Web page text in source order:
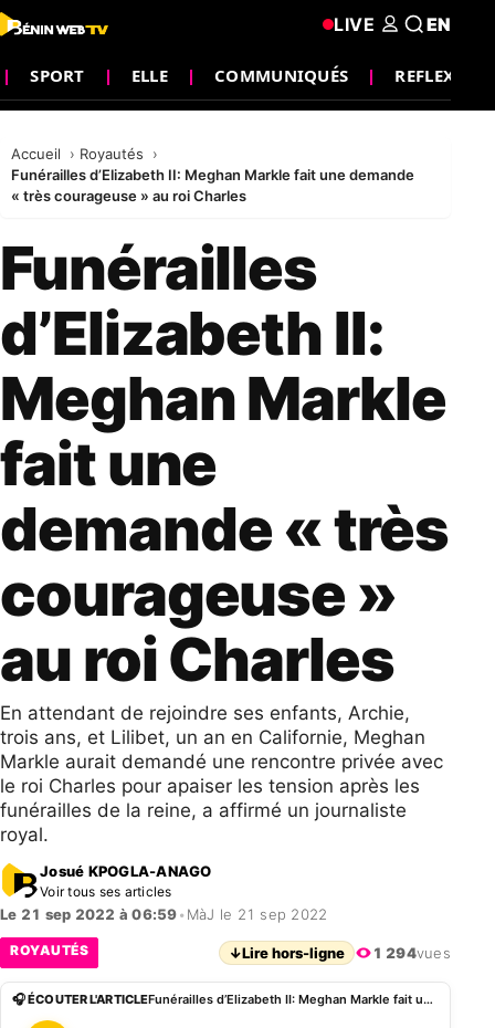
SPORT ELLE COMMUNIQUÉS REFLEXION
LIVE EN
Accueil
Royautés
Funérailles d’Elizabeth II: Meghan Markle fait une demande
« très courageuse » au roi Charles
Funérailles
d’Elizabeth II:
Meghan Markle
fait une
demande « très
courageuse »
au roi Charles
En attendant de rejoindre ses enfants, Archie,
trois ans, et Lilibet, un an en Californie, Meghan
Markle aurait demandé une rencontre privée avec
le roi Charles pour apaiser les tension après les
funérailles de la reine, a affirmé un journaliste
royal.
Josué KPOGLA-ANAGO
Voir tous ses articles
Le 21 sep 2022 à 06:59• MàJ le 21 sep 2022
ROYAUTÉS ↓Lire hors-ligne 1 294vues
🎧 ÉCOUTER L'ARTICLE Funérailles d’Elizabeth II: Meghan Markle fait une demande « très courageuse » au roi Charles